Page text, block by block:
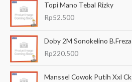
a
u
n
Topi Mano Tebal Rizky
Rp52.500
Doby 2M Sonokelino B.Freza
Rp220.500
Manssel Cowok Putih Xxl Ck